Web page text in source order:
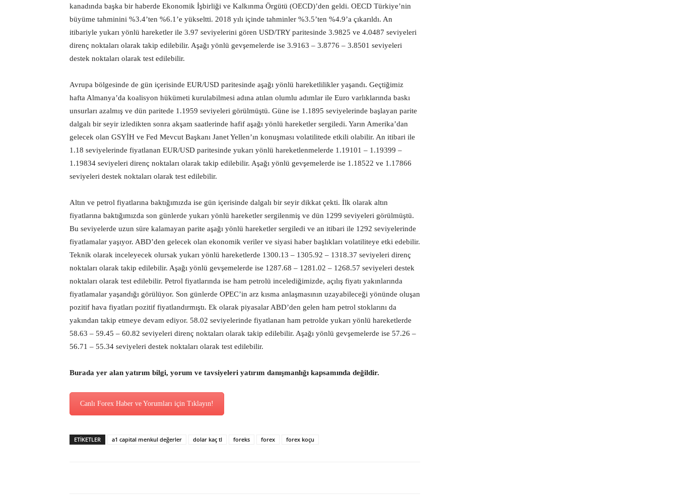
kanadında başka bir haberde Ekonomik İşbirliği ve Kalkınma Örgütü (OECD)’den geldi. OECD Türkiye’nin
büyüme tahminini %3.4’ten %6.1’e yükseltti. 2018 yılı içinde tahminler %3.5’ten %4.9’a çıkarıldı. An
itibariyle yukarı yönlü hareketler ile 3.97 seviyelerini gören USD/TRY paritesinde 3.9825 ve 4.0487 seviyeleri
direnç noktaları olarak takip edilebilir. Aşağı yönlü gevşemelerde ise 3.9163 – 3.8776 – 3.8501 seviyeleri
destek noktaları olarak test edilebilir.
Avrupa bölgesinde de gün içerisinde EUR/USD paritesinde aşağı yönlü hareketlilikler yaşandı. Geçtiğimiz
hafta Almanya’da koalisyon hükümeti kurulabilmesi adına atılan olumlu adımlar ile Euro varlıklarında baskı
unsurları azalmış ve dün paritede 1.1959 seviyeleri görülmüştü. Güne ise 1.1895 seviyelerinde başlayan parite
dalgalı bir seyir izledikten sonra akşam saatlerinde hafif aşağı yönlü hareketler sergiledi. Yarın Amerika’dan
gelecek olan GSYİH ve Fed Mevcut Başkanı Janet Yellen’ın konuşması volatilitede etkili olabilir. An itibari ile
1.18 seviyelerinde fiyatlanan EUR/USD paritesinde yukarı yönlü hareketlenmelerde 1.19101 – 1.19399 –
1.19834 seviyeleri direnç noktaları olarak takip edilebilir. Aşağı yönlü gevşemelerde ise 1.18522 ve 1.17866
seviyeleri destek noktaları olarak test edilebilir.
Altın ve petrol fiyatlarına baktığımızda ise gün içerisinde dalgalı bir seyir dikkat çekti. İlk olarak altın
fiyatlarına baktığımızda son günlerde yukarı yönlü hareketler sergilenmiş ve dün 1299 seviyeleri görülmüştü.
Bu seviyelerde uzun süre kalamayan parite aşağı yönlü hareketler sergiledi ve an itibari ile 1292 seviyelerinde
fiyatlamalar yaşıyor. ABD’den gelecek olan ekonomik veriler ve siyasi haber başlıkları volatiliteye etki edebilir.
Teknik olarak inceleyecek olursak yukarı yönlü hareketlerde 1300.13 – 1305.92 – 1318.37 seviyeleri direnç
noktaları olarak takip edilebilir. Aşağı yönlü gevşemelerde ise 1287.68 – 1281.02 – 1268.57 seviyeleri destek
noktaları olarak test edilebilir. Petrol fiyatlarında ise ham petrolü incelediğimizde, açılış fiyatı yakınlarında
fiyatlamalar yaşandığı görülüyor. Son günlerde OPEC’in arz kısma anlaşmasının uzayabileceği yönünde oluşan
pozitif hava fiyatları pozitif fiyatlandırmıştı. Ek olarak piyasalar ABD’den gelen ham petrol stoklarını da
yakından takip etmeye devam ediyor. 58.02 seviyelerinde fiyatlanan ham petrolde yukarı yönlü hareketlerde
58.63 – 59.45 – 60.82 seviyeleri direnç noktaları olarak takip edilebilir. Aşağı yönlü gevşemelerde ise 57.26 –
56.71 – 55.34 seviyeleri destek noktaları olarak test edilebilir.
Burada yer alan yatırım bilgi, yorum ve tavsiyeleri yatırım danışmanlığı kapsamında değildir.
Canlı Forex Haber ve Yorumları için Tıklayın!
ETİKETLER a1 capital menkul değerler dolar kaç tl foreks forex forex koçu